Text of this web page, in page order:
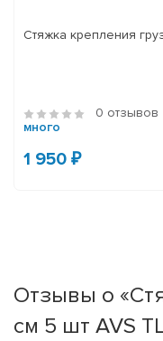
Стяжка крепления
0 отзывов
много
1 950 ₽
Отзывы о
см 5 шт AVS